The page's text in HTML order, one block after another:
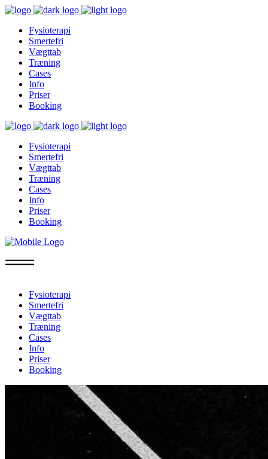
Fysioterapi
Smertefri
Vægttab
Træning
Cases
Info
Priser
Booking
Fysioterapi
Smertefri
Vægttab
Træning
Cases
Info
Priser
Booking
Fysioterapi
Smertefri
Vægttab
Træning
Cases
Info
Priser
Booking